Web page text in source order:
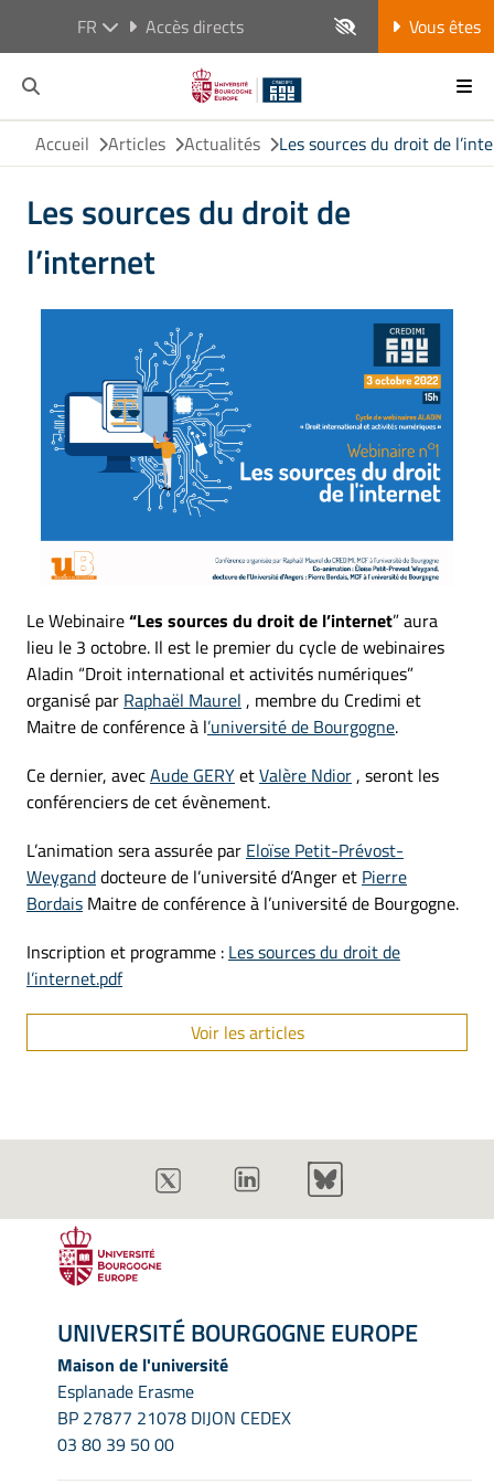
FR Accès directs Vous êtes
Accueil Articles Actualités Les sources du droit de
Les sources du droit de
l’internet
Le Webinaire“Les sources du droit de l’internet” aura
lieu le 3 octobre. Il est le premier du cycle de webinaires
Aladin “Droit international et activités numériques”
organisé par Raphaël Maurel , membre du Credimi et
Maitre de conférence à l’université de Bourgogne.
Ce dernier, avecAude GERYetValère Ndior, seront les
conférenciers de cet évènement.
L’animation sera assurée par Eloïse Petit-Prévost-
Weyganddocteure de l’université d’Anger et Pierre
Bordais Maitre de conférence à l’université de Bourgogne.
Inscription et programme : Les sources du droit de
l’internet.pdf
Voir les articles
UNIVERSITÉ BOURGOGNE EUROPE
Maison de l'université
Esplanade Erasme
BP 27877 21078 DIJON CEDEX
03 80 39 50 00